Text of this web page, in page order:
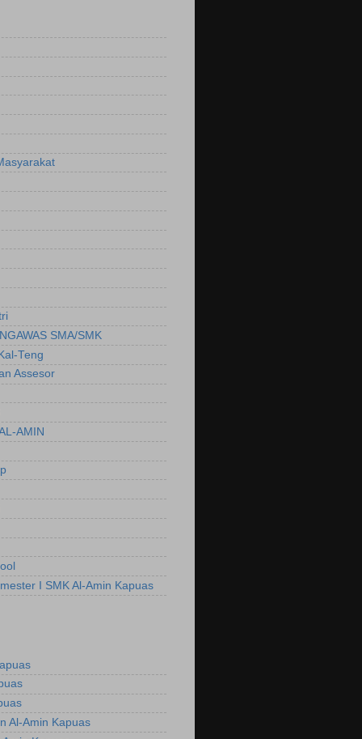
SMA/SMK
Teng
Assesor
AMIN
I SMK Al-Amin Kapuas
Al-Amin Kapuas